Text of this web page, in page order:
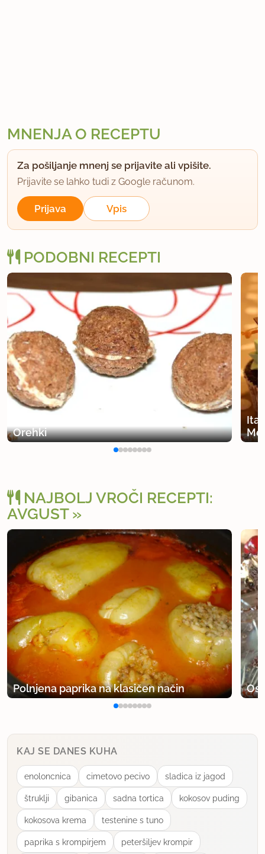
MNENJA O RECEPTU
Za pošiljanje mnenj se prijavite ali vpišite.
Prijavite se lahko tudi z Google računom.
Prijava Vpis
PODOBNI RECEPTI
Orehki
NAJBOLJ VROČI RECEPTI:
AVGUST
Polnjena paprika na klasičen način
KAJ SE DANES KUHA
enoloncnica cimetovo pecivo sladica iz jagod
štruklji gibanica sadna tortica kokosov puding
kokosova krema testenine s tuno
paprika s krompirjem peteršiljev krompir